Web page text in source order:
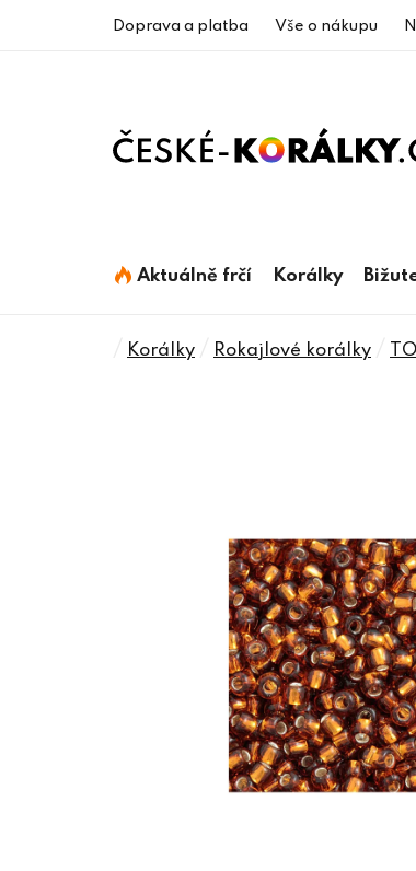
Doprava a platba Vše o nákupu
Aktuálně frčí Korálky
Domů
Korálky Rokajlové korálky